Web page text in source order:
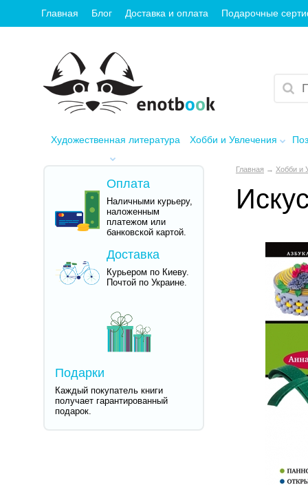
Главная Блог Доставка и оплата Подарочные
Художественная литература Хобби и Увлечения
Оплата
Наличными курьеру,
наложенным
платежом или
банковской картой.
Доставка
Курьером по Киеву.
Почтой по Украине.
Подарки
Каждый покупатель книги
получает гарантированный
подарок.
Главная → Хобби и